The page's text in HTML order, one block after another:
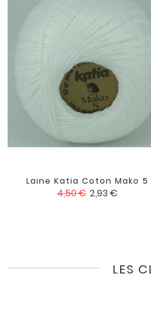
Laine Katia Coton Mako 5
Prix
4,50 € Prix
2,93 €
 favorite
LES